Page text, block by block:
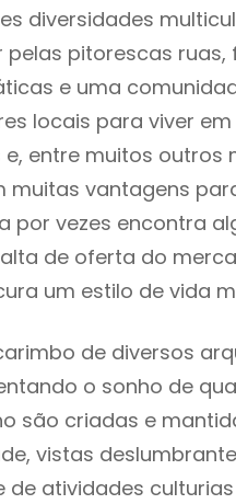
diversidades
pitorescas ruas,
e uma
locais para viver em
entre muitos outros
vantagens
por vezes encontra
de oferta do
um estilo de vida
de diversos
o sonho de
são criadas e
vistas
atividades